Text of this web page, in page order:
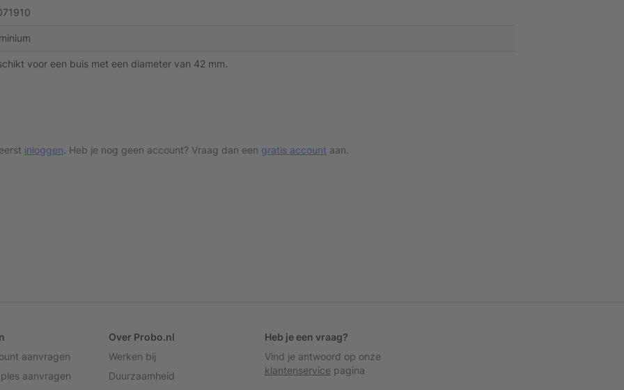
voor een buis met een diameter van 42 mm.
inloggen. Heb je nog geen account? Vraag dan een gratis account aan.
aanvragen
aanvragen
Over Probo.nl
Werken bij
Duurzaamheid
Heb je een vraag?
Vind je antwoord op onze
klantenservice pagina